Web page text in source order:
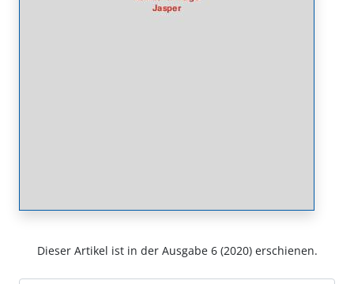
Dieser Artikel ist in der Ausgabe 6 (2020) erschienen.